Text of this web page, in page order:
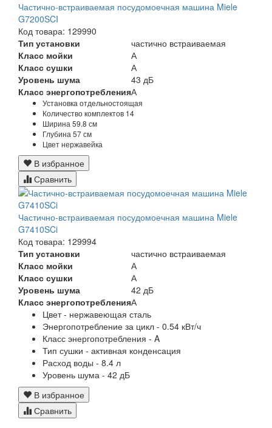
Частично-встраиваемая посудомоечная машина Miele
G7200SCI
Код товара: 129990
Тип установки
частично встраиваемая
Класс мойки
А
Класс сушки
А
Уровень шума
43 дБ
Класс энергопотребленияА
Установка отдельностоящая
Количество комплектов 14
Ширина 59.8 см
Глубина 57 см
Цветнержавейка
В избранное
Сравнить
Частично-встраиваемая посудомоечная машина Miele
G7410SCi
Код товара: 129994
Тип установки
частично встраиваемая
Класс мойки
А
Класс сушки
А
Уровень шума
42 дБ
Класс энергопотребленияА
Цвет - нержавеющая сталь
Энергопотребление за цикл - 0.54 кВт/ч
Класс энергопотребления - A
Тип сушки - активная конденсация
Расход воды - 8.4 л
Уровень шума - 42 дБ
В избранное
Сравнить